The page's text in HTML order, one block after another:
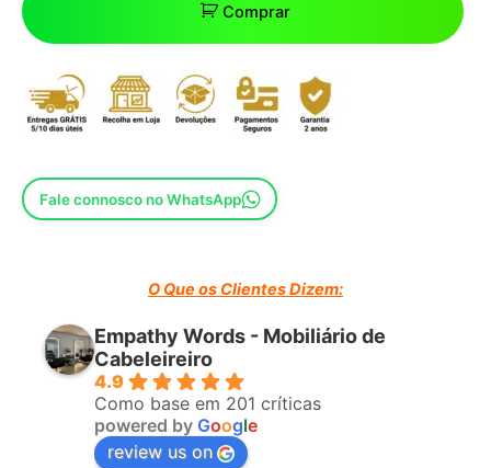
Comprar
Fale connosco no WhatsApp
O Que os Clientes Dizem:
Empathy Words - Mobiliário de
Cabeleireiro
4.9
Como base em 201 críticas
powered by Google
review us on